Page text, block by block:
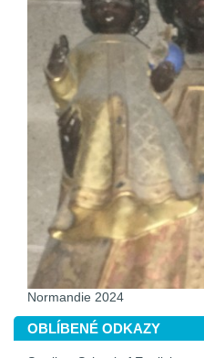
Normandie 2024
OBLÍBENÉ ODKAZY